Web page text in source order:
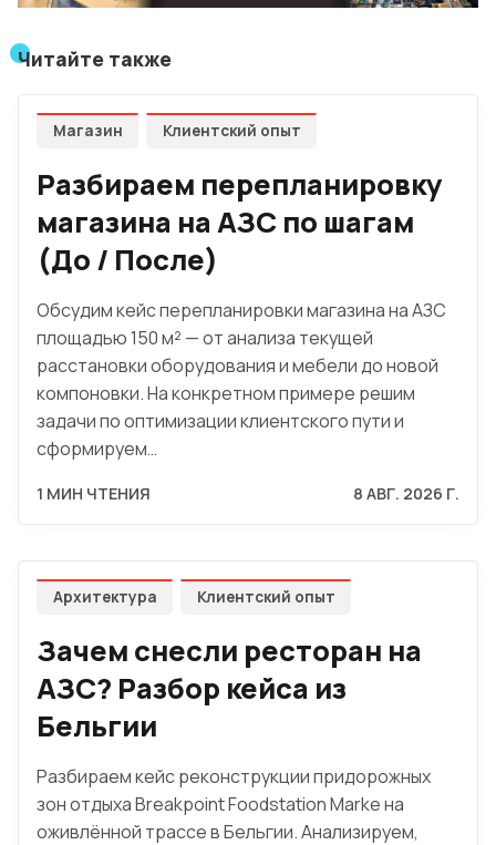
Читайте также
Магазин Клиентский опыт
Разбираем перепланировку
магазина на АЗС по шагам
(До / После)
Обсудим кейс перепланировки магазина на АЗС
площадью 150 м² — от анализа текущей
расстановки оборудования и мебели до новой
компоновки. На конкретном примере решим
задачи по оптимизации клиентского пути и
сформируем…
1 МИН ЧТЕНИЯ 8 АВГ. 2026 Г.
Архитектура Клиентский опыт
Зачем снесли ресторан на
АЗС? Разбор кейса из
Бельгии
Разбираем кейс реконструкции придорожных
зон отдыха Breakpoint Foodstation Marke на
оживлённой трассе в Бельгии. Анализируем,